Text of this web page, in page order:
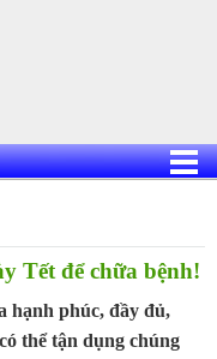
Tết để chữa bệnh!
hạnh phúc, đầy đủ,
thể tận dụng chúng